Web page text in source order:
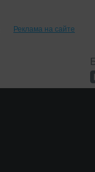
Реклама на сайте